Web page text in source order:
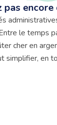
pas
le temps
cher en
simplifier, en